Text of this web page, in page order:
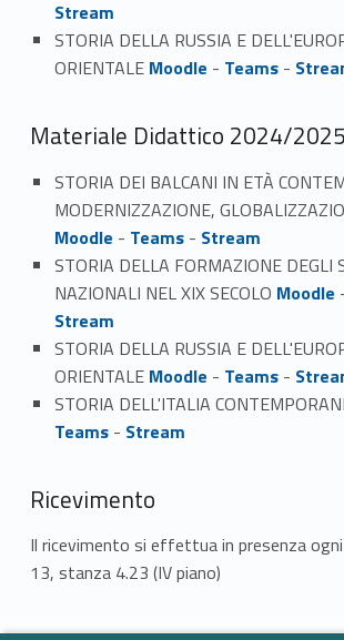
Stream
STORIA DELLA RUSSIA E
ORIENTALE Moodle - Teams-
Materiale Didattico 2024/2025
STORIA DEI BALCANI IN ETÀ
MODERNIZZAZIONE,
Moodle - Teams- Stream
STORIA DELLA FORMAZIONE DEGLI
NAZIONALI NEL XIX SECOLO Moodle
Stream
STORIA DELLA RUSSIA E
ORIENTALE Moodle - Teams-
STORIA DELL'ITALIA
Teams- Stream
Ricevimento
Il ricevimento si effettua in presenza
13, stanza 4.23 (IV piano)